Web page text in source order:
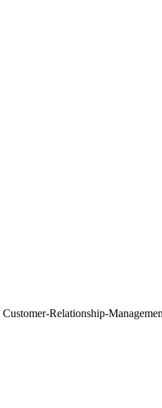
Relationship-